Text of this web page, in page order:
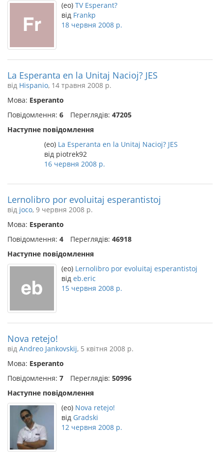
(eo) TV Esperant?
від Frankp
18 червня 2008 р.
La Esperanta en la Unitaj Nacioj? JES
від Hispanio, 14 травня 2008 р.
Мова: Esperanto
Повідомлення: 6 Переглядів: 47205
Наступне повідомлення
(eo) La Esperanta en la Unitaj Nacioj? JES
від piotrek92
16 червня 2008 р.
Lernolibro por evoluitaj esperantistoj
від joco, 9 червня 2008 р.
Мова: Esperanto
Повідомлення: 4 Переглядів: 46918
Наступне повідомлення
(eo) Lernolibro por evoluitaj esperantistoj
від eb.eric
15 червня 2008 р.
Nova retejo!
від Andreo Jankovskij, 5 квітня 2008 р.
Мова: Esperanto
Повідомлення: 7 Переглядів: 50996
Наступне повідомлення
(eo) Nova retejo!
від Gradski
12 червня 2008 р.